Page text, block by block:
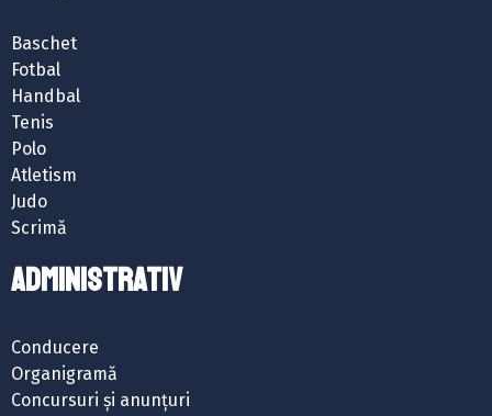
Baschet
Fotbal
Handbal
Tenis
Polo
Atletism
Judo
Scrimă
ADMINISTRATIV
Conducere
Organigramă
Concursuri și anunțuri